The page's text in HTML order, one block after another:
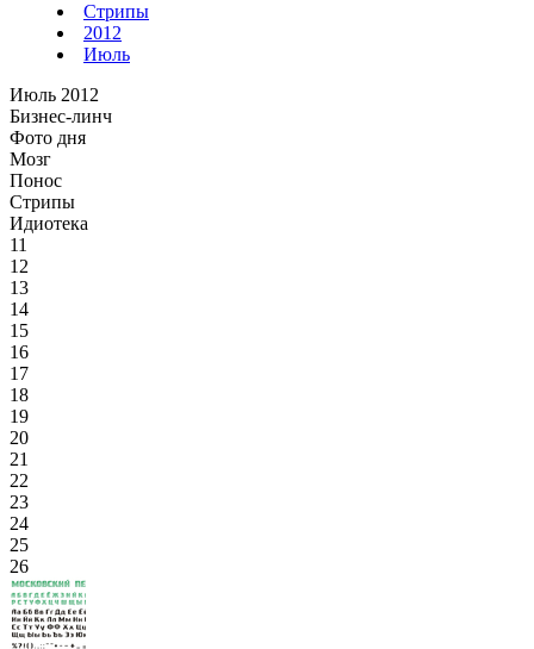
Стрипы
2012
Июль
Июль 2012
Бизнес-линч
Фото дня
Мозг
Понос
Стрипы
Идиотека
11
12
13
14
15
16
17
18
19
20
21
22
23
24
25
26